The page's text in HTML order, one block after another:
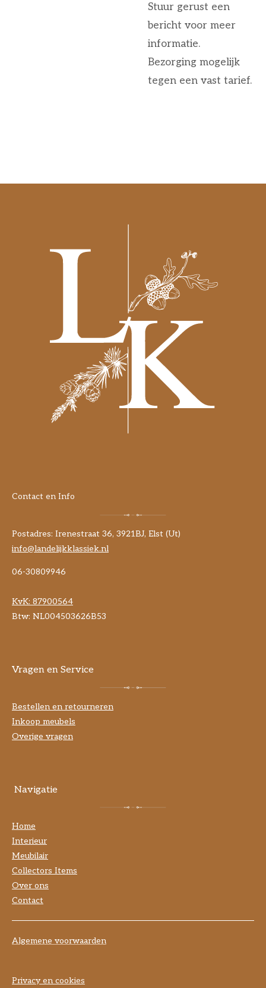
Stuur gerust een
bericht voor meer
informatie.
Bezorging mogelijk
tegen een vast tarief.
Contact en Info
Postadres: Irenestraat 36, 3921BJ, Elst (Ut)
info@landelijkklassiek.nl
06-30809946
KvK: 87900564
Btw: NL004503626B53
Vragen en Service
Bestellen en retourneren
Inkoop meubels
Overige vragen
Navigatie
Home
Interieur
Meubilair
Collectors Items
Over ons
Contact
Algemene voorwaarden
Privacy en cookies